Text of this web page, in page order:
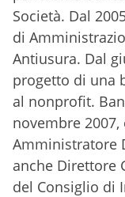
Società. Dal
di
Antiusura. Dal
progetto di una
al nonprofit.
novembre
Amministratore
anche Direttore
del Consiglio di